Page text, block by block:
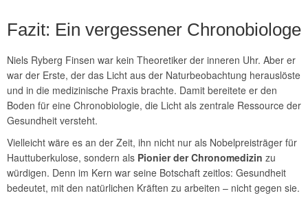
Fazit: Ein vergessener Chronobiologe
Niels Ryberg Finsen war kein Theoretiker der inneren Uhr. Aber er
war der Erste, der das Licht aus der Naturbeobachtung herauslöste
und in die medizinische Praxis brachte. Damit bereitete er den
Boden für eine Chronobiologie, die Licht als zentrale Ressource der
Gesundheit versteht.
Vielleicht wäre es an der Zeit, ihn nicht nur als Nobelpreisträger für
Hauttuberkulose, sondern als Pionier der Chronomedizin zu
würdigen. Denn im Kern war seine Botschaft zeitlos: Gesundheit
bedeutet, mit den natürlichen Kräften zu arbeiten – nicht gegen sie.